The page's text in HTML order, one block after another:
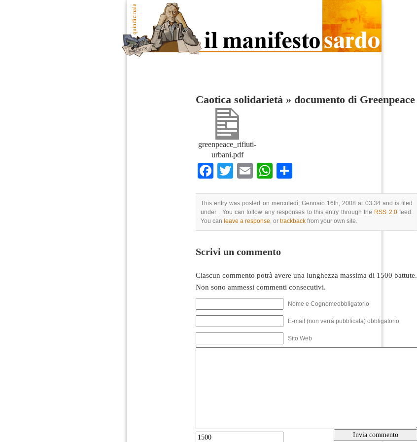
Caotica solidarietà » documento di Greenpeace
greenpeace_rifiuti-
urbani.pdf
Facebook
TwitterEmailWhatsApp
This entry was posted on mercoledì, Gennaio 16th, 2008 at 03:34 and is filed
under . You can follow any responses to this entry through the RSS 2.0feed.
You can leave a response, or trackback from your own site.
Scrivi un commento
Ciascun commento potrà avere una lunghezza massima di 1500 battute.
Non sono ammessi commenti consecutivi.
Nome e Cognomeobbligatorio
E-mail (non verrà pubblicata) obbligatorio
Sito Web